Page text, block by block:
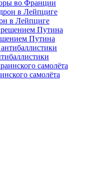
во Франции
в Лейпциге
Путина
самолёта